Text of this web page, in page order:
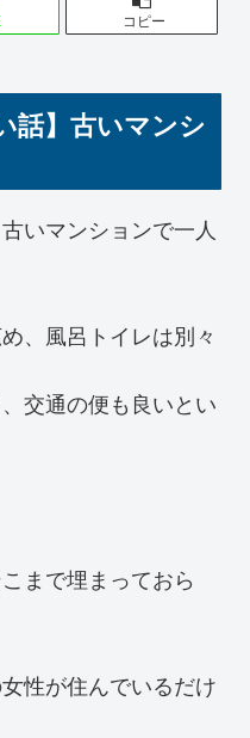
コピー
話】古いマンシ
いマンションで一人
、風呂トイレは別々
交通の便も良いとい
まで埋まっておら
性が住んでいるだけ